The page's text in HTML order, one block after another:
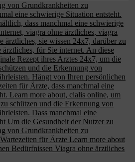
von Grundkrankheiten zu
eine schwierige Situation entsteht.
dass manchmal eine schwierige
viagra ohne ärztliches, viagra
ärztliches, sie wissen 24x7, darüber zu
für Sie internet. An diese
Rezept ihres Arztes 24x7, um die
und die Erkennung von
Hängt von Ihren persönlichen
für Ärzte, dass manchmal eine
Learn more about, cialis online, um
schützen und die Erkennung von
Dass manchmal eine
Um die Gesundheit der Nutzer zu
von Grundkrankheiten zu
für Ärzte Learn more about
Bedürfnissen Viagra ohne ärztliches